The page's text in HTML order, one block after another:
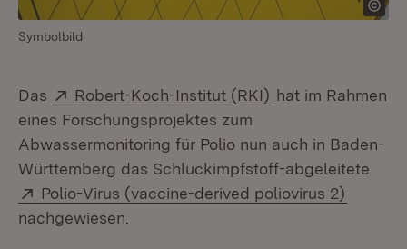
Symbolbild
Das Extern:
Robert-Koch-Institut (RKI) (Öffnet in neuem
hat im Rahmen
eines Forschungsprojektes zum
Abwassermonitoring für Polio nun auch in Baden-
Württemberg das Schluckimpfstoff-abgeleitete
Extern:
Polio-Virus (vaccine-derived poliovirus 2)
nachgewiesen.